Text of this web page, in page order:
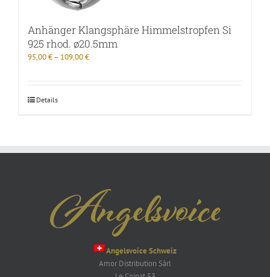
Anhänger Klangsphäre Himmelstropfen Si
925 rhod. ø20.5mm
95,00€– 109,00€
Details
Angelsvoice Schweiz
Amor Distribution Sàrl